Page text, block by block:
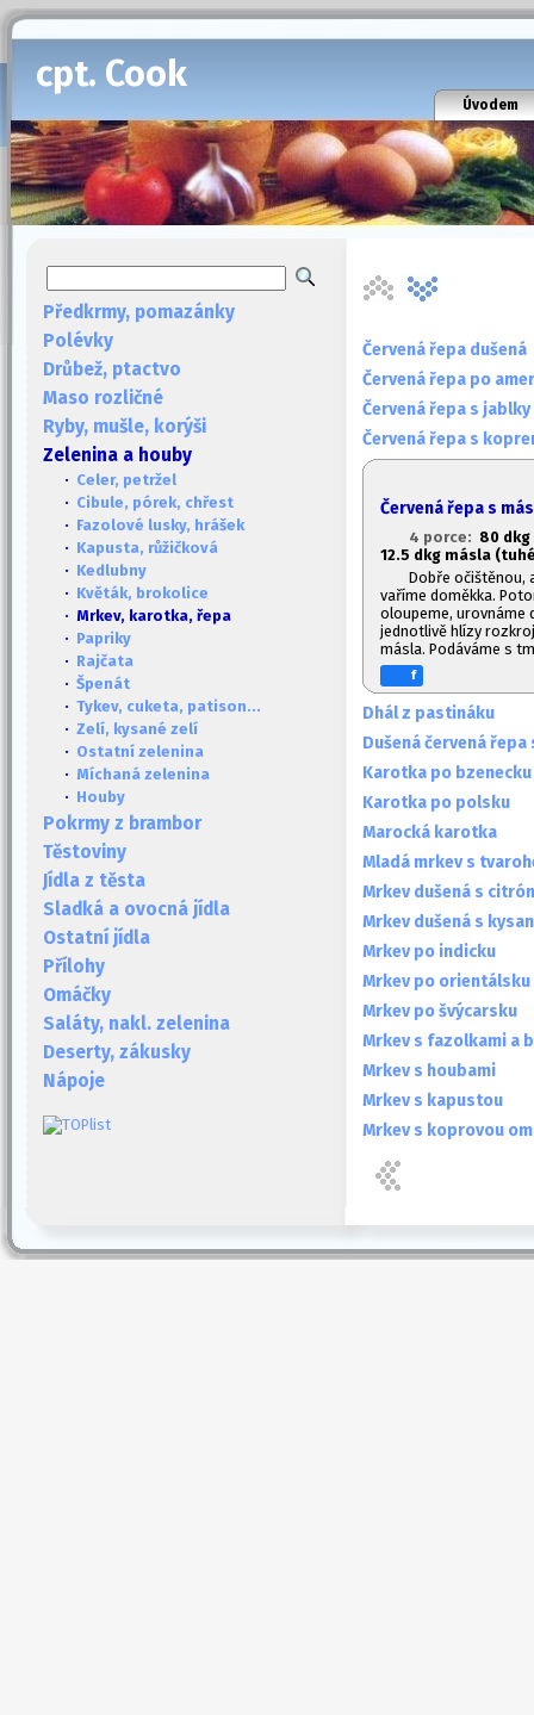
cpt. Cook
Úvodem
Předkrmy, pomazánky
Polévky
Drůbež, ptactvo
Maso rozličné
Ryby, mušle, korýši
Zelenina a houby
· Celer, petržel
· Cibule, pórek, chřest
· Fazolové lusky, hrášek
· Kapusta, růžičková
· Kedlubny
· Květák, brokolice
· Mrkev, karotka, řepa
· Papriky
· Rajčata
· Špenát
· Tykev, cuketa, patison...
· Zelí, kysané zelí
· Ostatní zelenina
· Míchaná zelenina
· Houby
Pokrmy z brambor
Těstoviny
Jídla z těsta
Sladká a ovocná jídla
Ostatní jídla
Přílohy
Omáčky
Saláty, nakl. zelenina
Deserty, zákusky
Nápoje
Červená řepa dušená
Červená řepa po
Červená řepa s jablky
Červená řepa s
Červená řepa s
4 porce: 80
12.5 dkg másla
Dobře očištěnou,
vaříme doměkka.
oloupeme, urovnáme
jednotlivě hlízy
másla. Podáváme s
f
Dhál z pastináku
Dušená červená řepa
Karotka po bzenecku
Karotka po polsku
Marocká karotka
Mladá mrkev s
Mrkev dušená s
Mrkev dušená s
Mrkev po indicku
Mrkev po orientálsku
Mrkev po švýcarsku
Mrkev s fazolkami a
Mrkev s houbami
Mrkev s kapustou
Mrkev s koprovou